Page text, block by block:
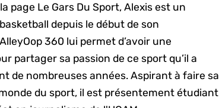
page Le Gars Du Sport, Alexis est un
depuis le début de son
360 lui permet d’avoir une
partager sa passion de ce sport qu’il a
de nombreuses années. Aspirant à faire sa
du sport, il est présentement étudiant